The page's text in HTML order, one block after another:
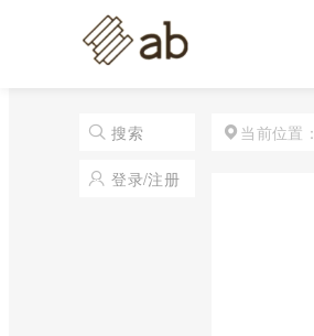
搜索
登录/注册
当前位置：